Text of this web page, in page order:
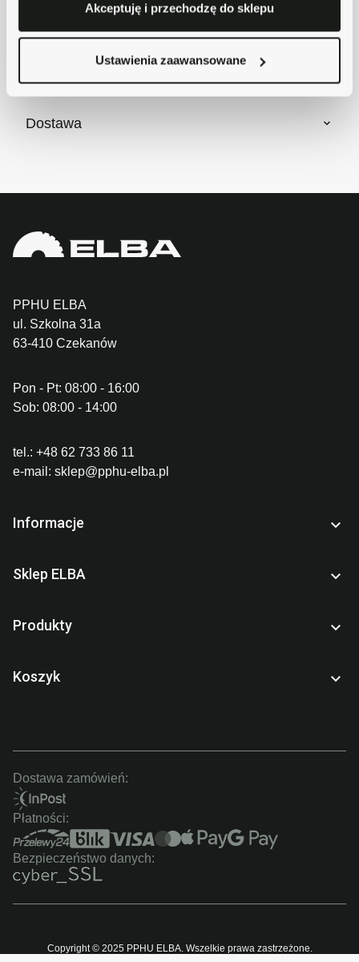
Akceptuję i przechodzę do sklepu
Ustawienia zaawansowane
Szczegóły produktu
Dostawa
PPHU ELBA
ul. Szkolna 31a
63-410 Czekanów
Pon - Pt: 08:00 - 16:00
Sob: 08:00 - 14:00
tel.: +48 62 733 86 11
e-mail: sklep@pphu-elba.pl
Informacje 
Sklep ELBA 
Produkty 
Koszyk 
Dostawa zamówień:
Płatności:
Bezpieczeństwo danych:
Copyright © 2025 PPHU ELBA. Wszelkie prawa zastrzeżone.